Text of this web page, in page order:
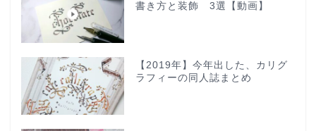
書き方と装飾 3選【動画】
【2019年】今年出した、カリグ
ラフィーの同人誌まとめ